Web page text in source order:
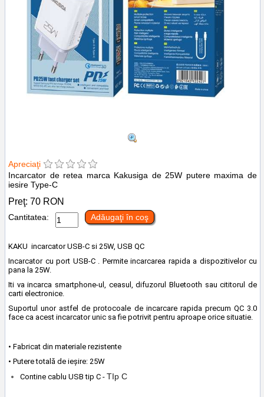
Apreciaţi
Incarcator de retea marca Kakusiga de 25W putere maxima de
iesire Type-C
Preţ: 70 RON
Cantitatea: Adăugaţi în coş
KAKU incarcator USB-C si 25W, USB QC
Incarcator cu port USB-C . Permite incarcarea rapida a dispozitivelor cu
pana la 25W.
Iti va incarca smartphone-ul, ceasul, difuzorul Bluetooth sau cititorul de
carti electronice.
Suportul unor astfel de protocoale de incarcare rapida precum QC 3.0
face ca acest incarcator unic sa fie potrivit pentru aproape orice situatie.
• Fabricat din materiale rezistente
• Putere totală de ieşire: 25W
Contine cablu USB tip C - TIp C